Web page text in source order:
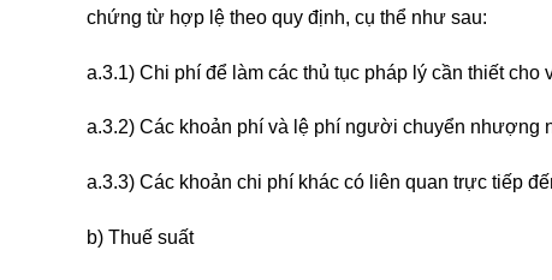
chứng từ hợp lệ theo quy định, cụ thể như sau:
a.3.1) Chi phí để làm các thủ tục pháp lý cần thiết cho
a.3.2) Các khoản phí và lệ phí người chuyển nhượng
a.3.3) Các khoản chi phí khác có liên quan trực tiếp
b) Thuế suất